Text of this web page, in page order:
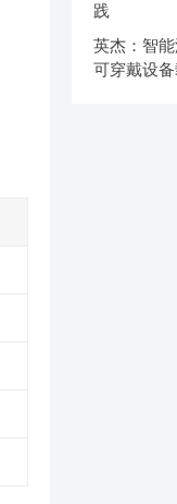
践
英杰：智
可穿戴设